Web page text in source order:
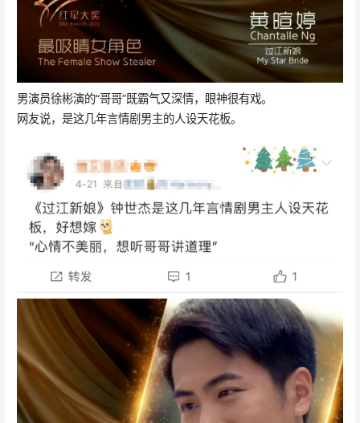
男演员徐彬演的“哥哥”既霸气又深情，眼神很有戏。
网友说，是这几年言情剧男主的人设天花板。